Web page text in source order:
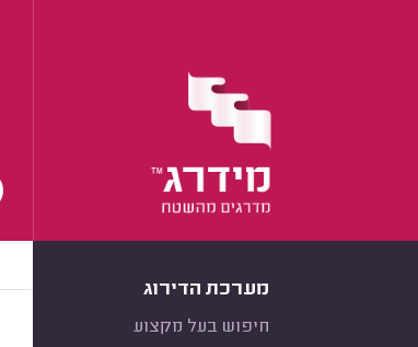
מערכת הדירוג
חיפוש בעל מקצוע